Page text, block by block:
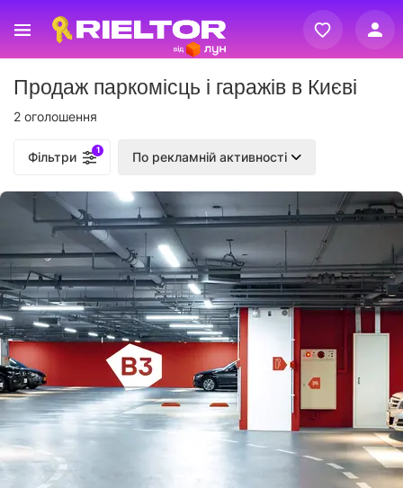
Реєстрація
Вхід
Продаж паркомісць і гаражів в Києві
2 оголошення
Фільтри 1 По рекламній активності